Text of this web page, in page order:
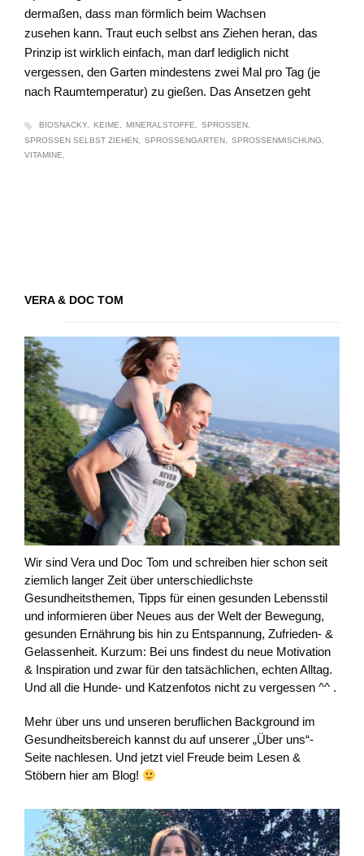
dermaßen, dass man förmlich beim Wachsen
zusehen kann. Traut euch selbst ans Ziehen heran, das
Prinzip ist wirklich einfach, man darf lediglich nicht
vergessen, den Garten mindestens zwei Mal pro Tag (je
nach Raumtemperatur) zu gießen. Das Ansetzen geht
BIOSNACKY KEIME MINERALSTOFFE
SPROSSEN
SPROSSEN SELBST ZIEHEN
SPROSSENGARTEN
SPROSSENMISCHUNG
VITAMINE
VERA & DOC TOM
Wir sind Vera und Doc Tom und schreiben hier schon seit
ziemlich langer Zeit über unterschiedlichste
Gesundheitsthemen, Tipps für einen gesunden Lebensstil
und informieren über Neues aus der Welt der Bewegung,
gesunden Ernährung bis hin zu Entspannung, Zufrieden- &
Gelassenheit. Kurzum: Bei uns findest du neue Motivation
& Inspiration und zwar für den tatsächlichen, echten Alltag.
Und all die Hunde- und Katzenfotos nicht zu vergessen ^^ .
Mehr über uns und unseren beruflichen Background im
Gesundheitsbereich kannst du auf unserer „Über uns“-
Seite nachlesen. Und jetzt viel Freude beim Lesen &
Stöbern hier am Blog!